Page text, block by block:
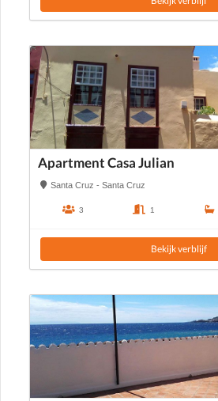
Apartment Casa Julian
Santa Cruz - Santa Cruz
3 1
Bekijk verblijf